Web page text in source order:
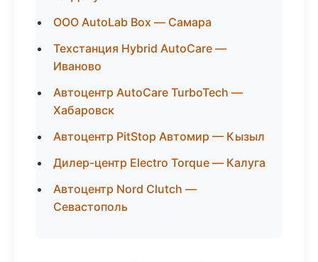
ООО AutoLab Box — Самара
Техстанция Hybrid AutoCare —
Иваново
Автоцентр AutoCare TurboTech —
Хабаровск
Автоцентр PitStop Автомир — Кызыл
Дилер-центр Electro Torque — Калуга
Автоцентр Nord Clutch —
Севастополь